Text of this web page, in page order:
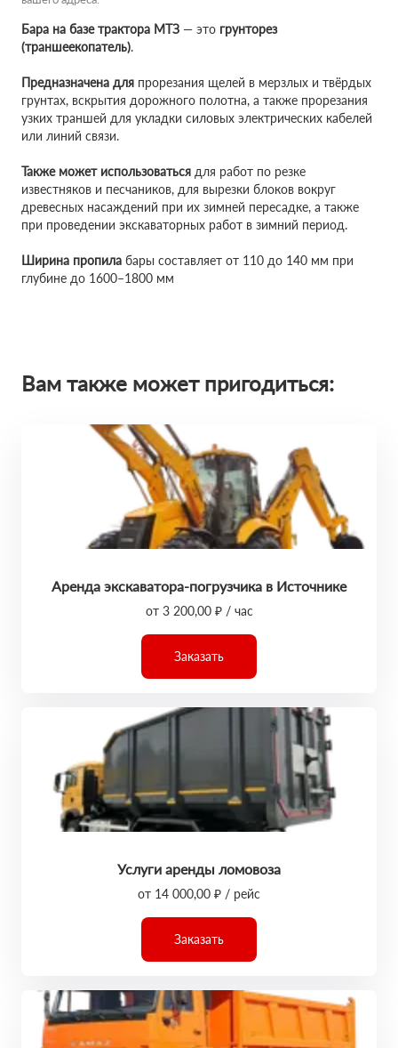
Бара на базе трактора МТЗ — это грунторез
(траншеекопатель).
Предназначена для прорезания щелей в мерзлых и твёрдых
грунтах, вскрытия дорожного полотна, а также прорезания
узких траншей для укладки силовых электрических кабелей
или линий связи.
Также может использоваться для работ по резке
известняков и песчаников, для вырезки блоков вокруг
древесных насаждений при их зимней пересадке, а также
при проведении экскаваторных работ в зимний период.
Ширина пропила бары составляет от 110 до 140 мм при
глубине до 1600–1800 мм
Вам также может пригодиться:
Аренда экскаватора-погрузчика в Источнике
от 3 200,00 ₽ / час
Заказать
Услуги аренды ломовоза
от 14 000,00 ₽ / рейс
Заказать